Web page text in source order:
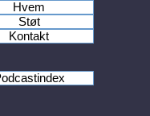
Hvem
Støt
Kontakt